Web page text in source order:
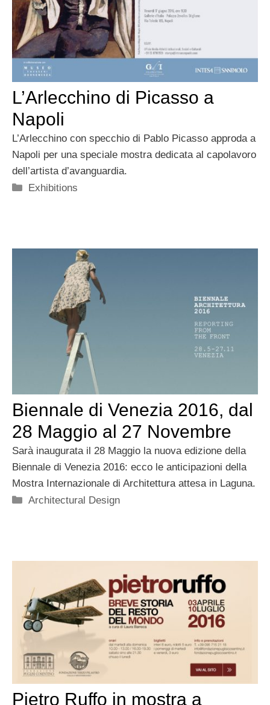
L’Arlecchino di Picasso a
Napoli
L’Arlecchino con specchio di Pablo Picasso approda a
Napoli per una speciale mostra dedicata al capolavoro
dell’artista d’avanguardia.
Categorie
Exhibitions
Biennale di Venezia 2016, dal
28 Maggio al 27 Novembre
Sarà inaugurata il 28 Maggio la nuova edizione della
Biennale di Venezia 2016: ecco le anticipazioni della
Mostra Internazionale di Architettura attesa in Laguna.
Categorie
Architectural Design
Pietro Ruffo in mostra a